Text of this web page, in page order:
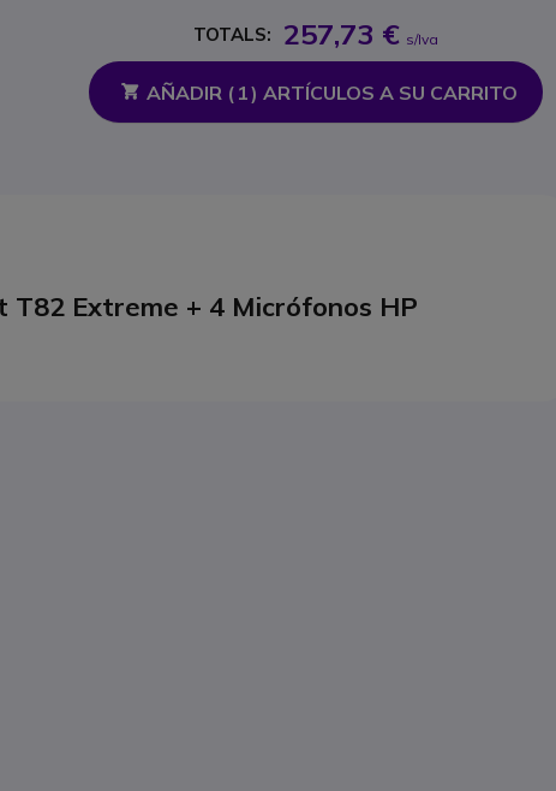
TOTALS: 257,73 € s/Iva
AÑADIR ( 1) ARTÍCULOS A SU CARRITO
Extreme + 4 Micrófonos HP